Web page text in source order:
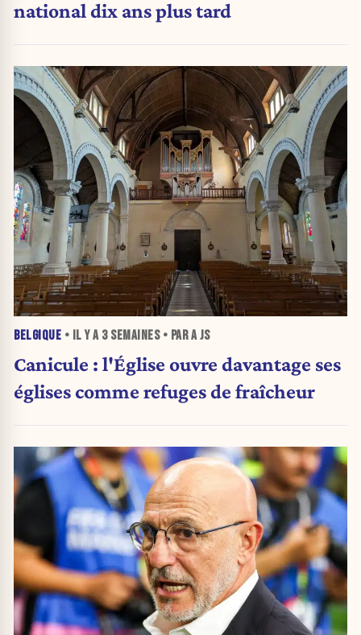
national dix ans plus tard
BELGIQUE • IL Y A 3 SEMAINES• PAR A JS
Canicule : l'Église ouvre davantage ses
églises comme refuges de fraîcheur